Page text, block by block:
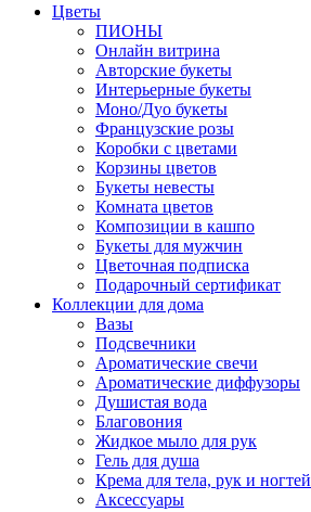
Цветы
ПИОНЫ
Онлайн витрина
Авторские букеты
Интерьерные букеты
Моно/Дуо букеты
Французские розы
Коробки с цветами
Корзины цветов
Букеты невесты
Комната цветов
Композиции в кашпо
Букеты для мужчин
Цветочная подписка
Подарочный сертификат
Коллекции для дома
Вазы
Подсвечники
Ароматические свечи
Ароматические диффузоры
Душистая вода
Благовония
Жидкое мыло для рук
Гель для душа
Крема для тела, рук и ногтей
Аксессуары